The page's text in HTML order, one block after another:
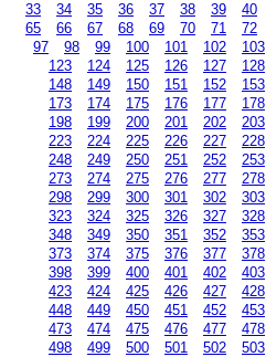
33
34 35 36 37 38 39 40
65
66 67 68 69 70 71 72
97
98 99 100 101 102 103
123
124 125 126 127 128
148
149 150 151 152 153
173
174 175 176 177 178
198
199 200 201 202 203
223
224 225 226 227 228
248
249 250 251 252 253
273
274 275 276 277 278
298
299 300 301 302 303
323
324 325 326 327 328
348
349 350 351 352 353
373
374 375 376 377 378
398
399 400 401 402 403
423
424 425 426 427 428
448
449 450 451 452 453
473
474 475 476 477 478
498
499 500 501 502 503